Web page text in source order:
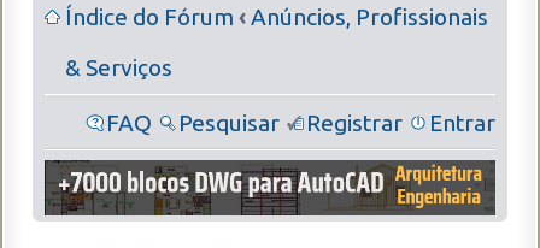
Índice do Fórum ‹Anúncios, Profissionais
& Serviços
FAQ Pesquisar Registrar Entrar